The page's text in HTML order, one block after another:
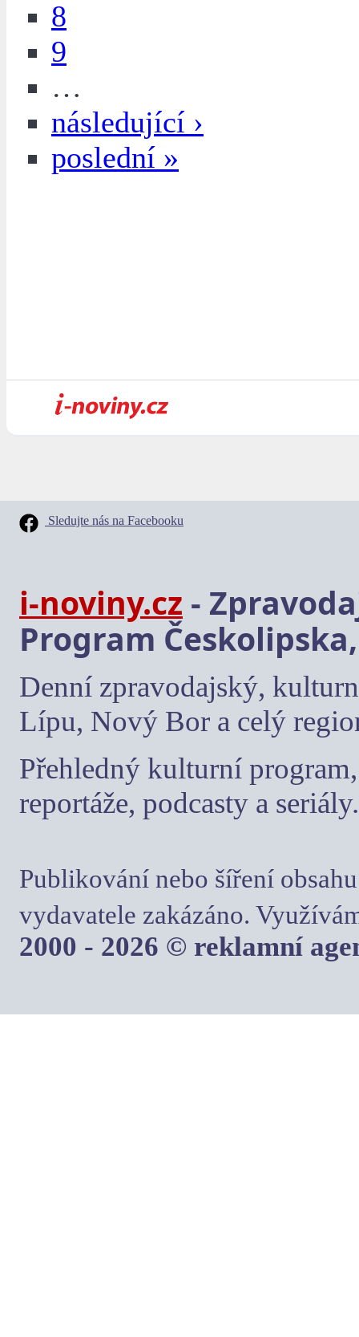
8
9
…
následující ›
poslední »
Sledujte nás na Facebooku
i-noviny.cz -
Program
Denní zpravodajský,
Lípu, Nový Bor a celý
Přehledný kulturní
reportáže, podcasty a seriály.
Publikování nebo šíření
vydavatele zakázáno.
2000 - 2026 © reklamní